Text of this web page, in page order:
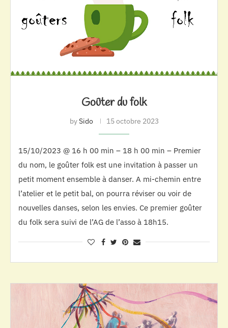
Goûter du folk
bySido 15 octobre 2023
15/10/2023 @ 16 h 00 min – 18 h 00 min – Premier
du nom, le goûter folk est une invitation à passer un
petit moment ensemble à danser. A mi-chemin entre
l’atelier et le petit bal, on pourra réviser ou voir de
nouvelles danses, selon les envies. Ce premier goûter
du folk sera suivi de l’AG de l’asso à 18h15.